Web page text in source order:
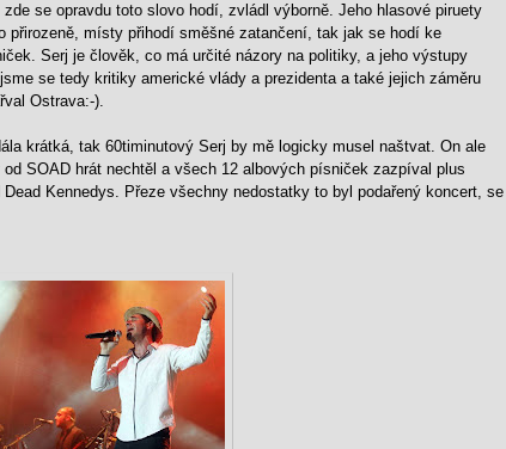
se opravdu toto slovo hodí, zvládl výborně. Jeho hlasové piruety
přirozeně, místy přihodí směšné zatančení, tak jak se hodí ke
Serj je člověk, co má určité názory na politiky, a jeho výstupy
se tedy kritiky americké vlády a prezidenta a také jejich záměru
Ostrava:-).
krátká, tak 60timinutový Serj by mě logicky musel naštvat. On ale
od SOAD hrát nechtěl a všech 12 albových písniček zazpíval plus
Kennedys. Přeze všechny nedostatky to byl podařený koncert, se